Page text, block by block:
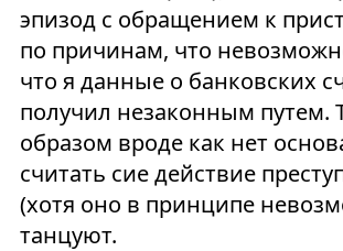
эпизод с обращением к
по причинам, что
что я данные о банковских
получил незаконным путем.
образом вроде как нет
считать сие действие
(хотя оно в принципе
танцуют.